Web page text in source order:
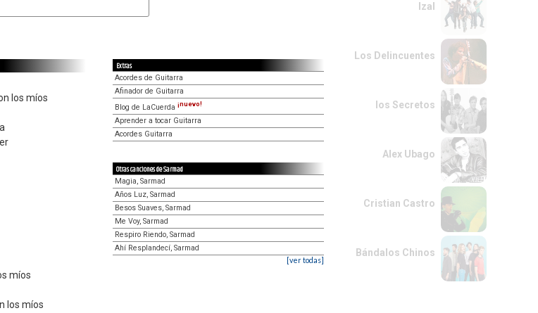
los míos
míos
los míos
Extras
Acordes de Guitarra
Afinador de Guitarra
Blog de LaCuerda ¡nuevo!
Aprender a tocar Guitarra
Acordes Guitarra
Otras canciones de Sarmad
Magia, Sarmad
Años Luz, Sarmad
Besos Suaves, Sarmad
Me Voy, Sarmad
Respiro Riendo, Sarmad
Ahí Resplandecí, Sarmad
[ver todas]
Izal
Los Delincuentes
los Secretos
Alex Ubago
Cristian Castro
Bándalos Chinos